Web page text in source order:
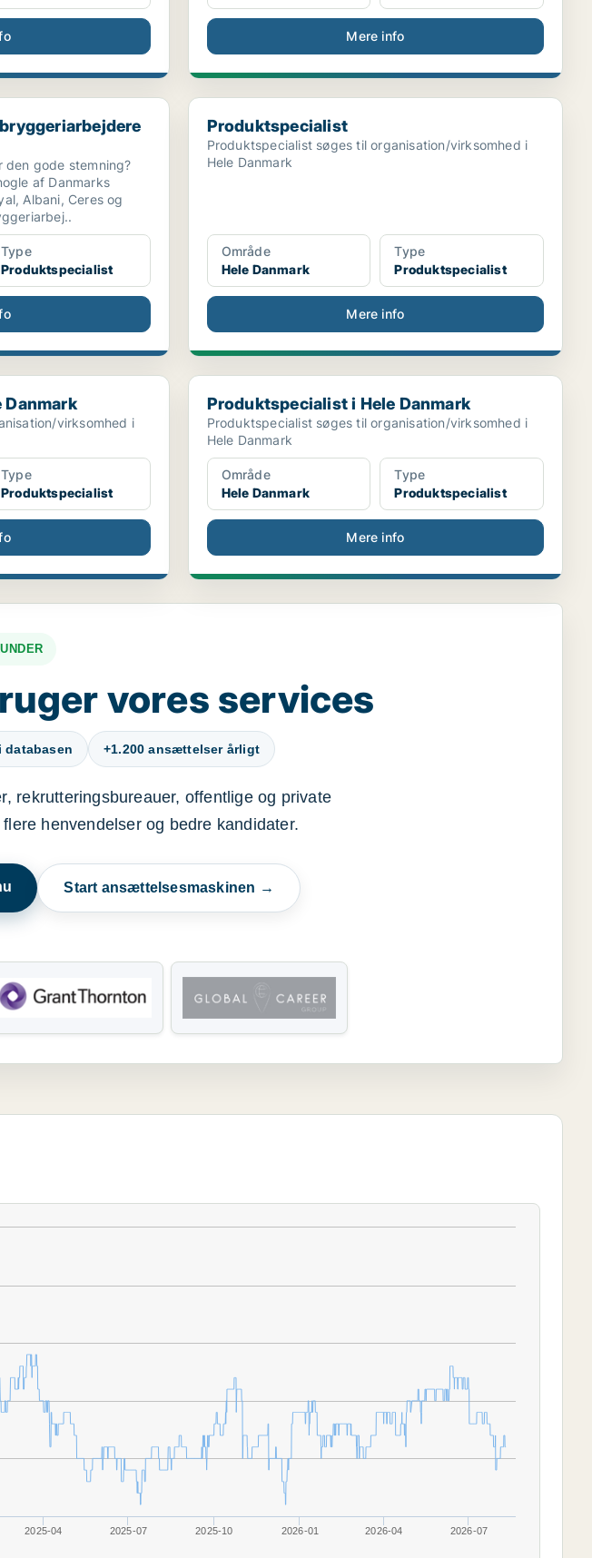
Mere info
til fast...
gode stemning?
af Danmarks
Albani, Ceres og
Type
Produktspecialist
Produktspecialist
Produktspecialist
Produktspecialist søges til organisation/virksomhed i
Hele Danmark
Område
Hele Danmark
Type
Produktspecialist
Mere info
virksomhed i
Type
Produktspecialist
Produktspecialist i Hele Danmark
Produktspecialist i Hele Danmark
Produktspecialist søges til organisation/virksomhed i
Hele Danmark
Område
Hele Danmark
Type
Produktspecialist
Mere info
vores services
databasen +1.200 ansættelser årligt
rekrutteringsbureauer, offentlige og private
henvendelser og bedre kandidater.
Start ansættelsesmaskinen →
2025-04 2025-07 2025-10 2026-01 2026-04 2026-07